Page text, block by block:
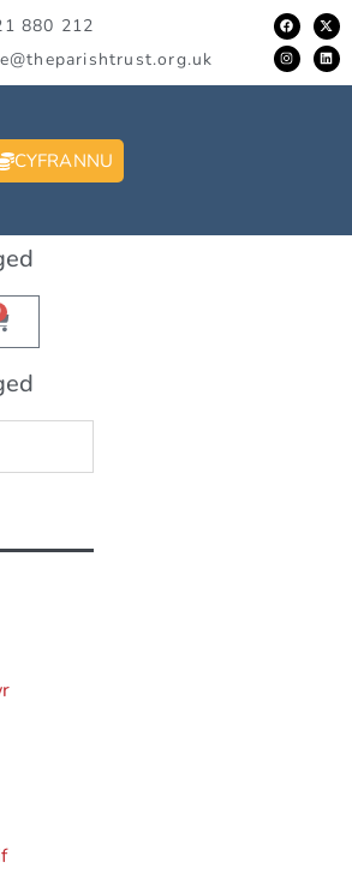
880 212
CYFRANNU